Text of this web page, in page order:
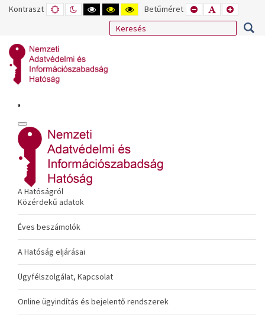
Kontraszt ALAPÉRTELMEZETT
MÓD
ÉJSZAKAI
MÓD
NAGY
KONTRASZTÚ
FEKETE-
FEHÉR
NAGY
KONTRASZTÚ
FEKETE
SÁRGA
NAGY
KONTRASZTÚ
SÁRGA
FEKETE
Betűméret KISEBB
BETŰTÍPUS
BEÁLLÍTÁSA
BETŰMÉRET
BEÁLLÍTÁSA
A Hatóságról
Közérdekű adatok
Éves beszámolók
A Hatóság eljárásai
Ügyfélszolgálat, Kapcsolat
Online ügyindítás és bejelentő rendszerek